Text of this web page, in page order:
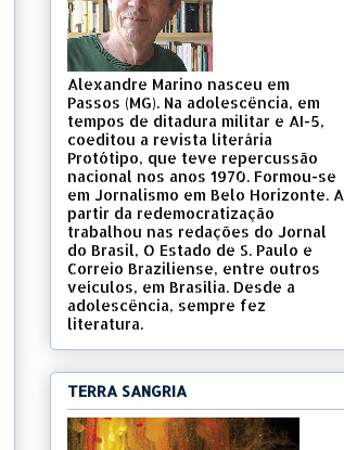
Alexandre Marino nasceu em
Passos (MG). Na adolescência, em
tempos de ditadura militar e AI-5,
coeditou a revista literária
Protótipo, que teve repercussão
nacional nos anos 1970. Formou-se
em Jornalismo em Belo Horizonte. A
partir da redemocratização
trabalhou nas redações do Jornal
do Brasil, O Estado de S. Paulo e
Correio Braziliense, entre outros
veículos, em Brasília. Desde a
adolescência, sempre fez
literatura.
TERRA SANGRIA